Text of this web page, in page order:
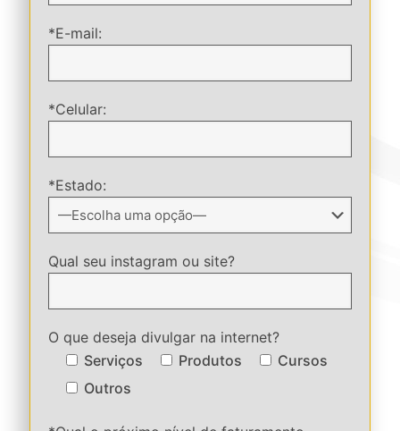
*E-mail:
*Celular:
*Estado:
Qual seu instagram ou site?
O que deseja divulgar na internet?
Serviços
Produtos
Cursos
Outros